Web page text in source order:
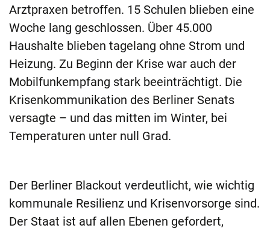
Arztpraxen betroffen. 15 Schulen blieben eine
Woche lang geschlossen. Über 45.000
Haushalte blieben tagelang ohne Strom und
Heizung. Zu Beginn der Krise war auch der
Mobilfunkempfang stark beeinträchtigt. Die
Krisenkommunikation des Berliner Senats
versagte – und das mitten im Winter, bei
Temperaturen unter null Grad.
Der Berliner Blackout verdeutlicht, wie wichtig
kommunale Resilienz und Krisenvorsorge sind.
Der Staat ist auf allen Ebenen gefordert,